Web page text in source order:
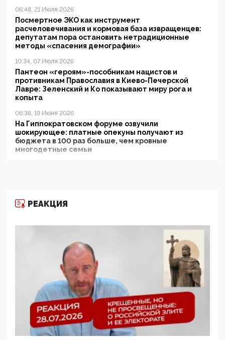
06:48, 21 Июля 2026
Посмертное ЭКО как инструмент
расчеловечивания и кормовая база извращенцев:
депутатам пора остановить нетрадиционные
методы «спасения демографии»
10:34, 07 Июля 2026
Пантеон «героям»-пособникам нацистов и
противникам Православия в Киево-Печерской
Лавре: Зеленский и Ко показывают миру рога и
копыта
06:38, 19 Июня 2026
На Гиппократовском форуме озвучили
шокирующее: платные опекуны получают из
бюджета в 100 раз больше, чем кровные
многодетные семьи
11:53, 09 Июня 2026
деятельность ИИТО ЮНЕСКО в России, но
цифроглобалисты продолжают определять
повестку в образовании
09:43, 01 Июня 2026
5G за счет здоровья граждан: Минцифры намерено
отобрать у регионов и муниципалитетов право
защищать жилые дома и социальные объекты от
05:58, 26 Мая 2026
Роскомнадзор освободили от борца с
деструктивным и опасным контентом
РЕАКЦИЯ